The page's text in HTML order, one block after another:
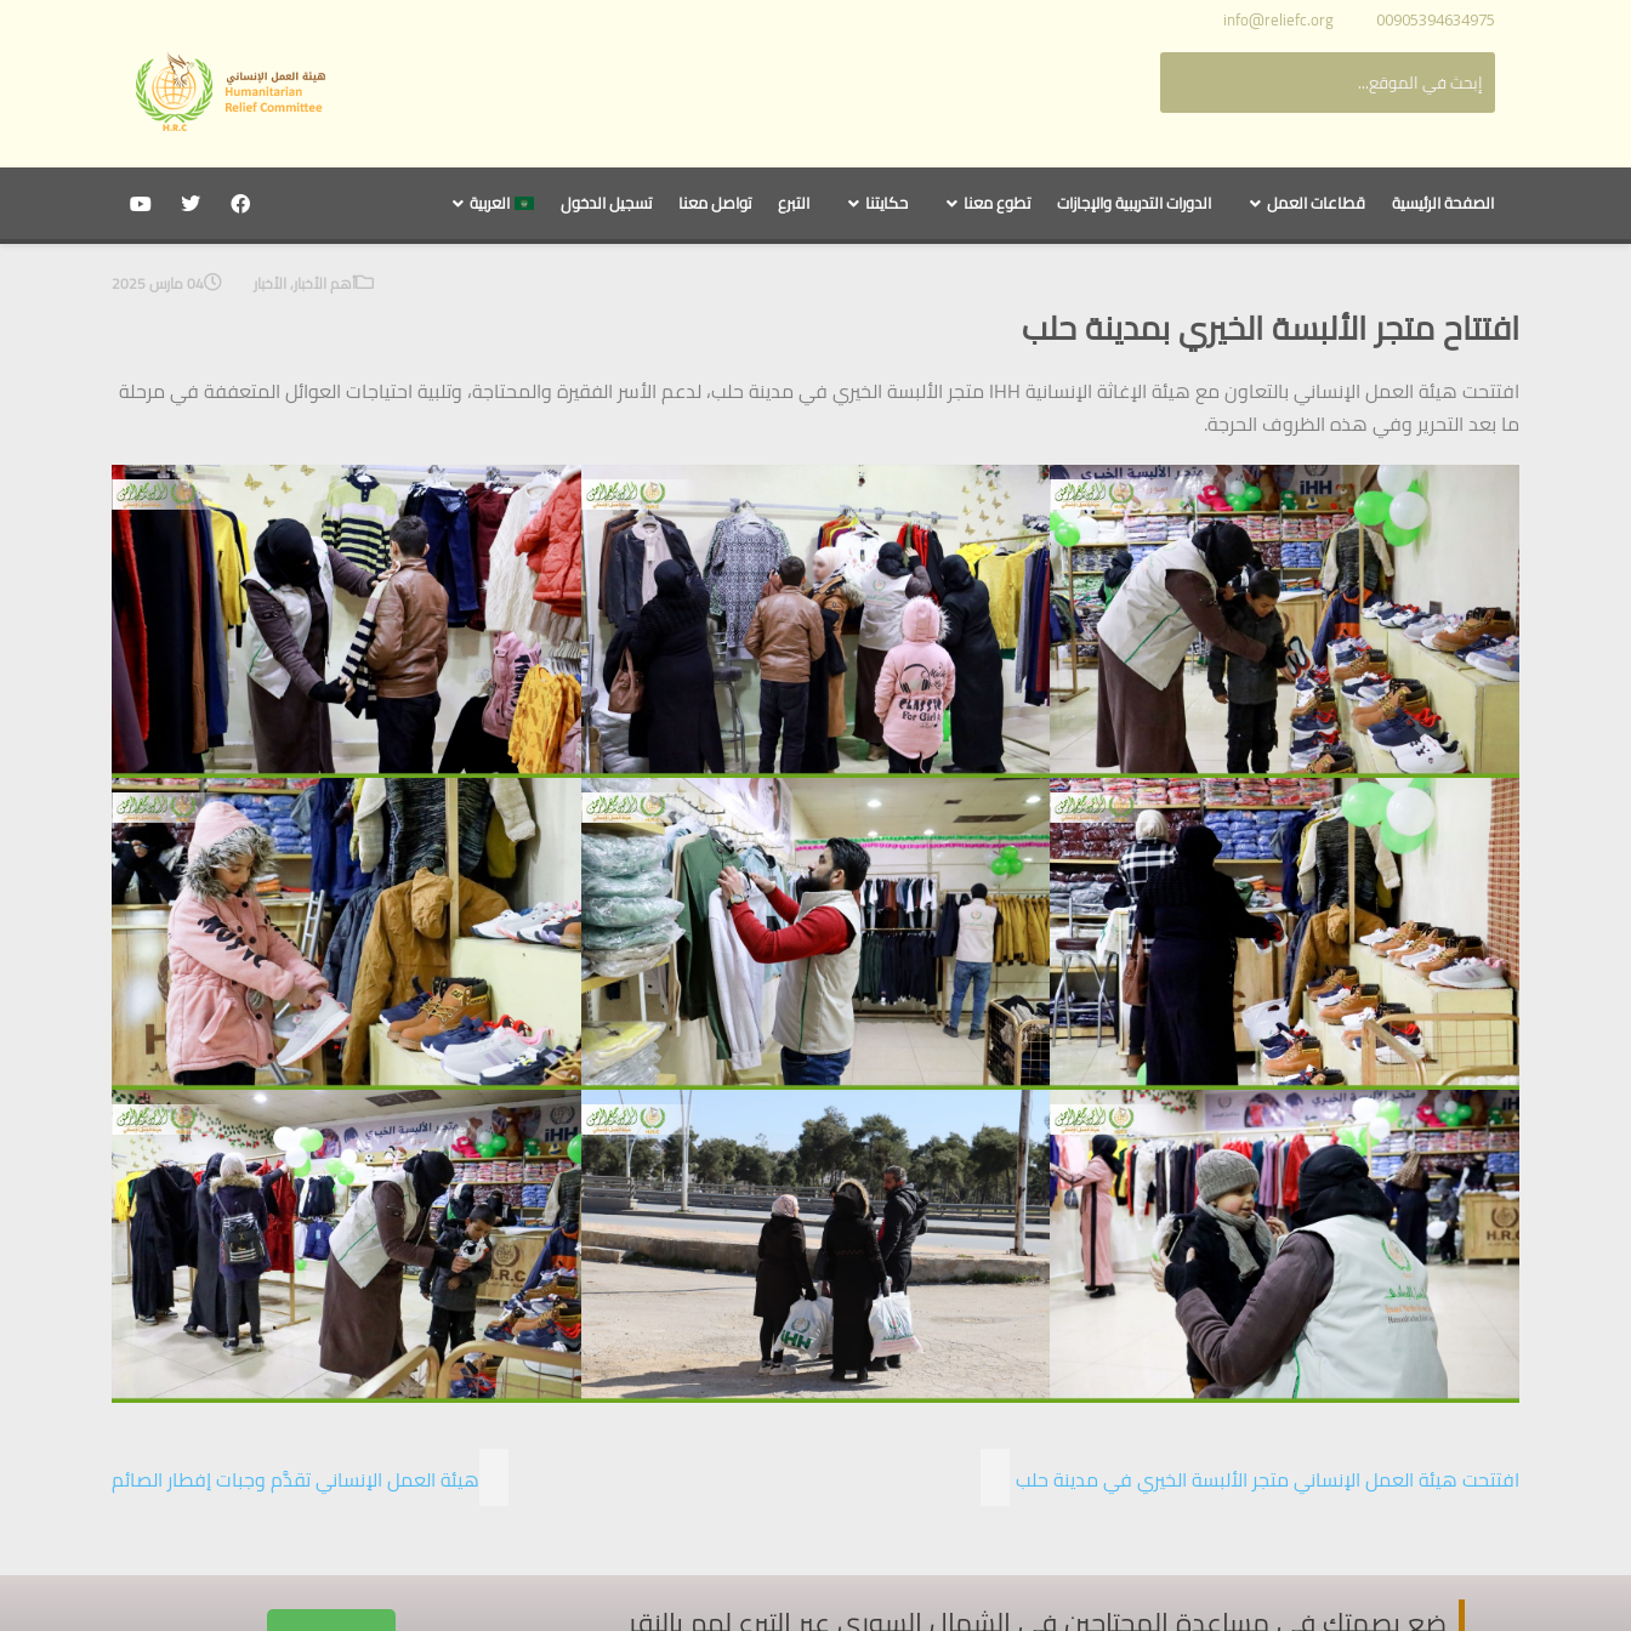
00905394634975
info@reliefc.org
الصفحة الرئيسية قطاعات العمل الدورات التدريبية والإجازات تطوع معنا حكايتنا التبرع تواصل معنا تسجيل الدخول العربية
04 مارس 2025 أهم الأخبار,الأخبار
افتتاح متجر الألبسة الخيري بمدينة حلب
افتتحت هيئة العمل الإنساني بالتعاون مع هيئة الإغاثة الإنسانية IHH متجر الألبسة الخيري في مدينة حلب، لدعم الأسر الفقيرة والمحتاجة، وتلبية احتياجات العوائل المتعففة في مرحلة
ما بعد التحرير وفي هذه الظروف الحرجة.
هيئة العمل الإنساني تقدَّم وجبات إفطار الصائم افتتحت هيئة العمل الإنساني متجر الألبسة الخيري في مدينة حلب
ضع بصمتك في مساعدة المحتاجين في الشمال السوري عبر التبرع لهم بالنقر